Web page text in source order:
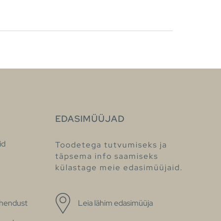
EDASIMÜÜJAD
Toodetega tutvumiseks ja
täpsema info saamiseks
külastage meie edasimüüjaid.
Leia lähim edasimüüja